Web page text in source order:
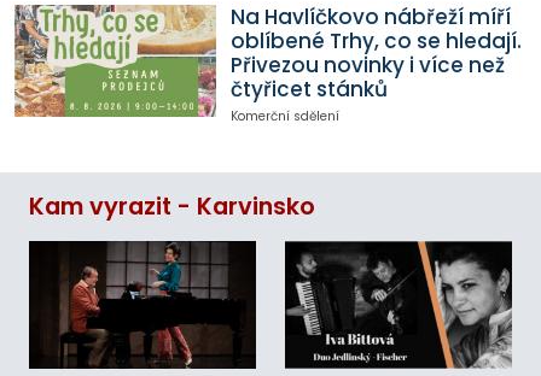
Na Havlíčkovo nábřeží míří
oblíbené Trhy, co se hledají.
Přivezou novinky i více než
čtyřicet stánků
Komerční sdělení
Kam vyrazit - Karvinsko